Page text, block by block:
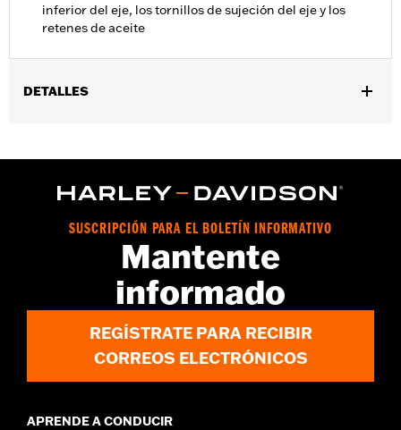
inferior del eje, los tornillos de sujeción del eje y los
retenes de aceite
DETALLES
vinRequerido: false
d.com/warrantyfor full details
SUSCRIPCIÓN PARA EL BOLETÍN INFORMATIVO
Mantente
informado
REGÍSTRATE PARA RECIBIR
CORREOS ELECTRÓNICOS
APRENDE A CONDUCIR